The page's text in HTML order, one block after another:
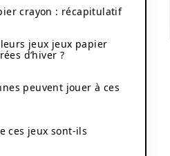
crayon : récapitulatif
jeux jeux papier
d’hiver ?
peuvent jouer à ces
ces jeux sont-ils